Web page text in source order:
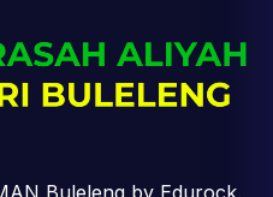
Buleleng by Edurock.